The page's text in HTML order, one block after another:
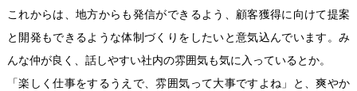
これからは、地方からも発信ができるよう、顧客獲得に向けて提案
と開発もできるような体制づくりをしたいと意気込んでいます。み
んな仲が良く、話しやすい社内の雰囲気も気に入っているとか。
「楽しく仕事をするうえで、雰囲気って大事ですよね」と、爽やか